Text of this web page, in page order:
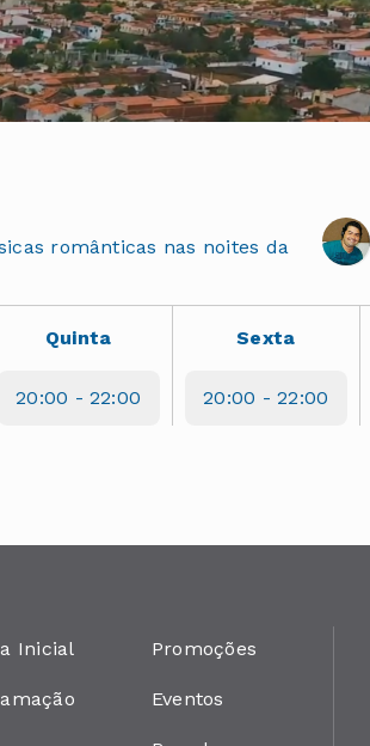
românticas nas noites da
Quinta
20:00 - 22:00
Sexta
20:00 - 22:00
Inicial Promoções
Eventos